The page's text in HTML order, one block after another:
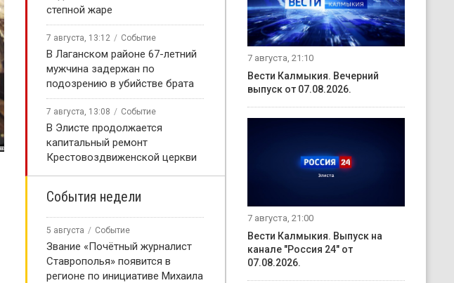
степной жаре
7 августа, 13:12 Событие
В Лаганском районе 67-летний
мужчина задержан по
подозрению в убийстве брата
7 августа, 13:08 Событие
В Элисте продолжается
капитальный ремонт
Крестовоздвиженской церкви
События недели
5 августа Событие
Звание «Почётный журналист
Ставрополья» появится в
регионе по инициативе Михаила
7 августа, 21:10
Вести Калмыкия. Вечерний
выпуск от 07.08.2026.
7 августа, 21:00
Вести Калмыкия. Выпуск на
канале "Россия 24" от
07.08.2026.